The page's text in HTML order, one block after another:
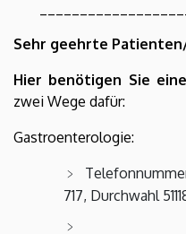
Sehr geehrte
Hier benötigen Sie
zwei Wege dafür:
Gastroenterologie:
717, Durchwahl